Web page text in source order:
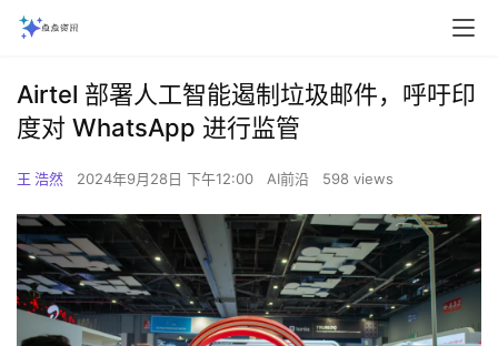
Airtel 部署人工智能遏制垃圾邮件，呼吁印
度对 WhatsApp 进行监管
王 浩然 2024年9月28日 下午12:00 AI前沿 598 views